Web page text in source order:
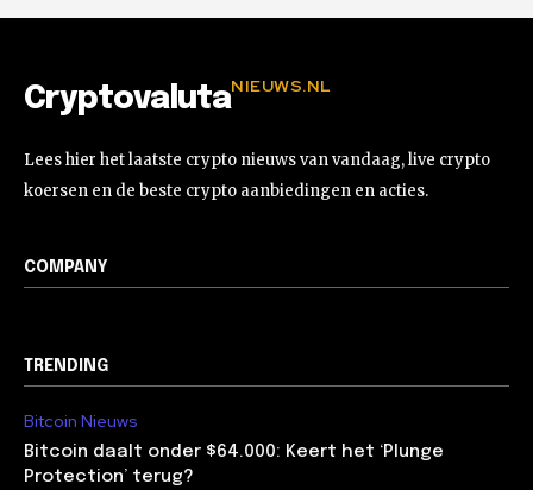
CryptovalutaNIEUWS.NL
Lees hier het laatste crypto nieuws van vandaag, live crypto
koersen en de beste crypto aanbiedingen en acties.
COMPANY
TRENDING
Bitcoin Nieuws
Bitcoin daalt onder $64.000: Keert het ‘Plunge
Protection’ terug?